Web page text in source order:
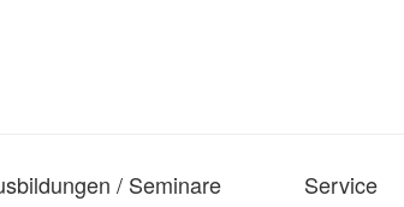
/ Seminare Service